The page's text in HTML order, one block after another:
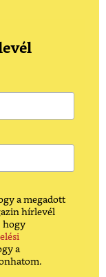
a megadott
hírlevél
hogy
a